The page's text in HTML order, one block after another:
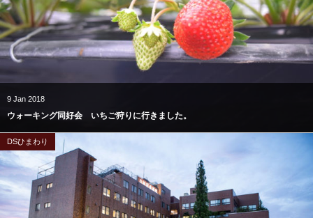
9 Jan 2018
ウォーキング同好会 いちご狩りに行きました。
DSひまわり